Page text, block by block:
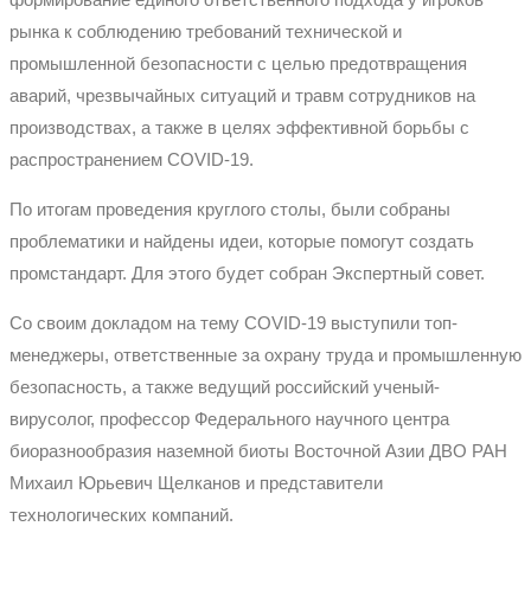
рынка к соблюдению требований технической и
промышленной безопасности с целью предотвращения
аварий, чрезвычайных ситуаций и травм сотрудников на
производствах, а также в целях эффективной борьбы с
распространением COVID-19.
По итогам проведения круглого столы, были собраны
проблематики и найдены идеи, которые помогут создать
промстандарт. Для этого будет собран Экспертный совет.
Со своим докладом на тему COVID-19 выступили топ-
менеджеры, ответственные за охрану труда и промышленную
безопасность, а также ведущий российский ученый-
вирусолог, профессор Федерального научного центра
биоразнообразия наземной биоты Восточной Азии ДВО РАН
Михаил Юрьевич Щелканов и представители
технологических компаний.